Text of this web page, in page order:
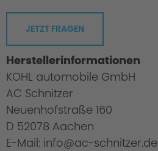
JETZT FRAGEN
Herstellerinformationen
KOHL automobile GmbH
AC Schnitzer
Neuenhofstraße 160
D 52078 Aachen
E-Mail: info@ac-schnitzer.de